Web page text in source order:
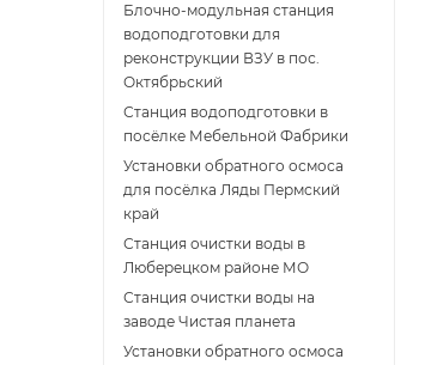
Блочно-модульная станция
водоподготовки для
реконструкции ВЗУ в пос.
Октябрьский
Станция водоподготовки в
посёлке Мебельной Фабрики
Установки обратного осмоса
для посёлка Ляды Пермский
край
Станция очистки воды в
Люберецком районе МО
Станция очистки воды на
заводе Чистая планета
Установки обратного осмоса